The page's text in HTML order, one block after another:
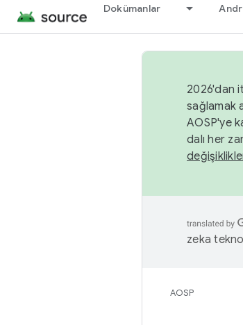
Dokümanlar
2026'dan
sağlamak
AOSP'ye
dalı her
zeka
AOSP